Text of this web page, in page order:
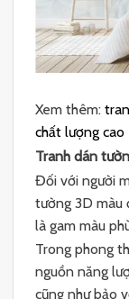
Xem thêm:
chất lượng cao
Tranh dán
Đối với người
tường 3D màu
là gam màu
Trong phong
nguồn năng
cũng như bảo